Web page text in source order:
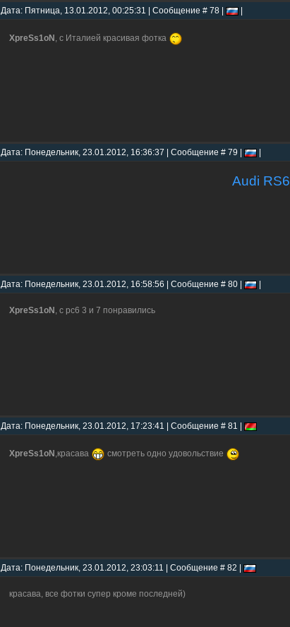
Дата: Пятница, 13.01.2012, 00:25:31 | Сообщение # 78 |
XpreSs1oN , с Италией красивая фотка
Дата: Понедельник, 23.01.2012, 16:36:37 | Сообщение # 79 |
Audi RS6
Дата: Понедельник, 23.01.2012, 16:58:56 | Сообщение # 80 |
XpreSs1oN , с рс6 3 и 7 понравились
Дата: Понедельник, 23.01.2012, 17:23:41 | Сообщение # 81 |
XpreSs1oN ,красава смотреть одно удовольствие
Дата: Понедельник, 23.01.2012, 23:03:11 | Сообщение # 82 |
красава, все фотки супер кроме последней)